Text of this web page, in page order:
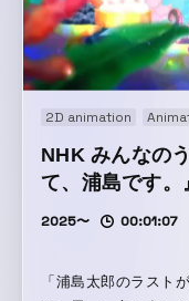
2D animation
NHK みんなの
て、浦島です。
2025〜 00:01:07
「浦島太郎のラス